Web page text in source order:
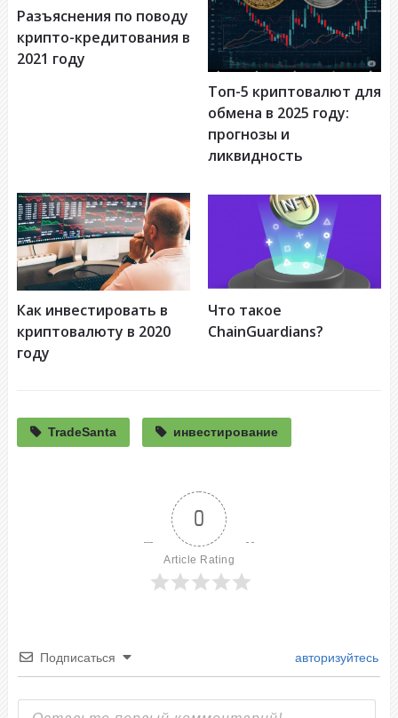
Разъяснения по поводу
крипто-кредитования в
2021 году
Топ-5 криптовалют для
обмена в 2025 году:
прогнозы и
ликвидность
Как инвестировать в
криптовалюту в 2020
году
Что такое
ChainGuardians?
TradeSanta инвестирование
0
Article Rating
Подписаться авторизуйтесь